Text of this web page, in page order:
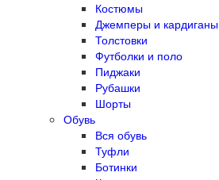
Костюмы
Джемперы и кардиганы
Толстовки
Футболки и поло
Пиджаки
Рубашки
Шорты
Обувь
Вся обувь
Туфли
Ботинки